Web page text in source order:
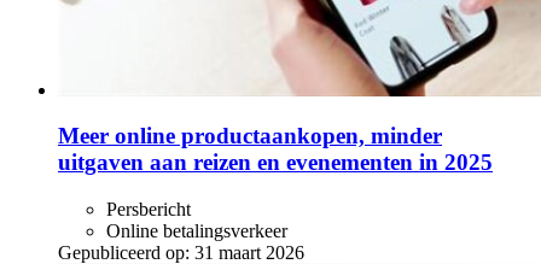
Meer online productaankopen, minder
uitgaven aan reizen en evenementen in 2025
Persbericht
Online betalingsverkeer
Gepubliceerd op: 31 maart 2026